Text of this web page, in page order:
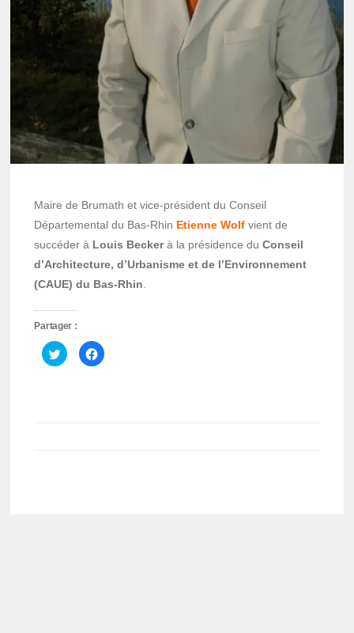
Maire de Brumath et vice-président du Conseil
Départemental du Bas-Rhin Etienne Wolf vient de
succéder à Louis Beckerà la présidence duConseil
d’Architecture, d’Urbanisme et de l’Environnement
(CAUE) du Bas-Rhin.
Partager :
Cliquez
pour
partager
Cliquez
pour